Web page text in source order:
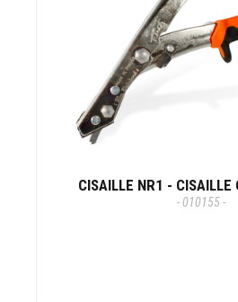
CISAILLE NR1 - CISAILLE
- 010155 -